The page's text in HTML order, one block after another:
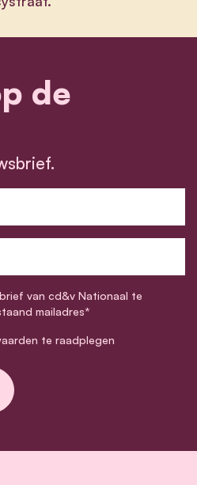
de
van cd&v Nationaal te
mailadres*
te raadplegen